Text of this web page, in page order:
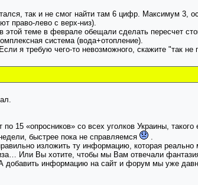
так и не смог найти там 6 цифр. Максимум 3,
право-лево с верх-низ).
теме в феврале обещали сделать пересчет
система (вода+отопление).
я требую чего-то невозможного, скажите "так не
«опросников» со всех уголков Украины,
быстрее пока не справляемся
.
изложить ту информацию, которая
Или Вы хотите, чтобы мы Вам отвечали
информацию на сайт и форум мы уже